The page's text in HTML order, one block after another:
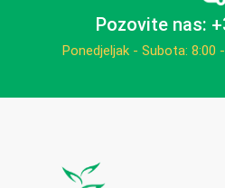
Pozovite nas:
Ponedjeljak - Subota: 8:00